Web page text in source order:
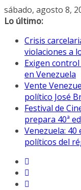
Saltar
al
sábado, agosto 8,
Lo último:
Crisis
violaciones a
Exigen
en Venezuela
Vente
político José
Festival de
prepara 40ª
Venezuela:
políticos del